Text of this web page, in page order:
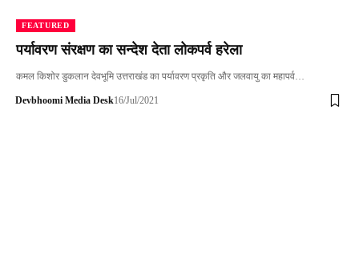
FEATURED
पर्यावरण संरक्षण का सन्देश देता लोकपर्व हरेला
कमल किशोर डुकलान देवभूमि उत्तराखंड का पर्यावरण प्रकृति और जलवायु का महापर्व…
Devbhoomi Media Desk16/Jul/2021